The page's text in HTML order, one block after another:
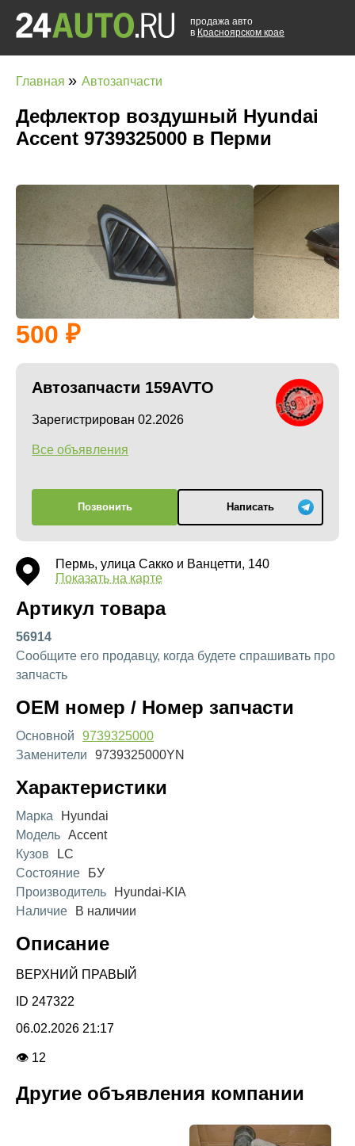
продажа авто
в Красноярском крае
Главная » Автозапчасти
Дефлектор воздушный Hyundai
Accent 9739325000 в Перми
500
Автозапчасти 159AVTO
Зарегистрирован 02.2026
Все объявления
Позвонить Написать
Пермь, улица Сакко и Ванцетти, 140
Показать на карте
Артикул товара
56914
Сообщите его продавцу, когда будете спрашивать про
запчасть
OEM номер / Номер запчасти
Основной
9739325000
Заменители
9739325000YN
Характеристики
Марка
Hyundai
Модель Accent
Кузов
LC
Состояние
БУ
Производитель
Hyundai-KIA
Наличие
В наличии
Описание
ВЕРХНИЙ ПРАВЫЙ
ID 247322
06.02.2026 21:17
👁 12
Другие объявления компании